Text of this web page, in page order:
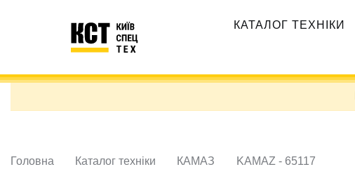
навигация
КАТАЛОГ ТЕХНІКИ
Головна Каталог техніки КАМАЗ KAMAZ - 65117